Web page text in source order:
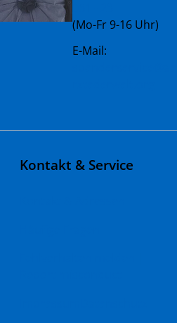
(Mo-Fr 9-16 Uhr)
E-Mail:
Kontakt & Service